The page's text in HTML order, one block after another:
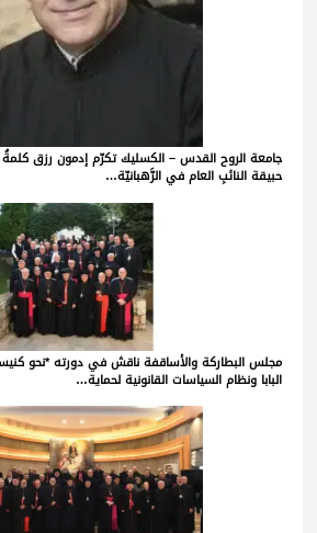
جامعة الروح القدس – الكسليك تكرّم إدمون رزق كلمةُ
حبيقة النائبِ العام في الرَّهبانيّة…
مجلس البطاركة والأساقفة ناقش في دورته *نحو
البابا ونظام السياسات القانونية لحماية…